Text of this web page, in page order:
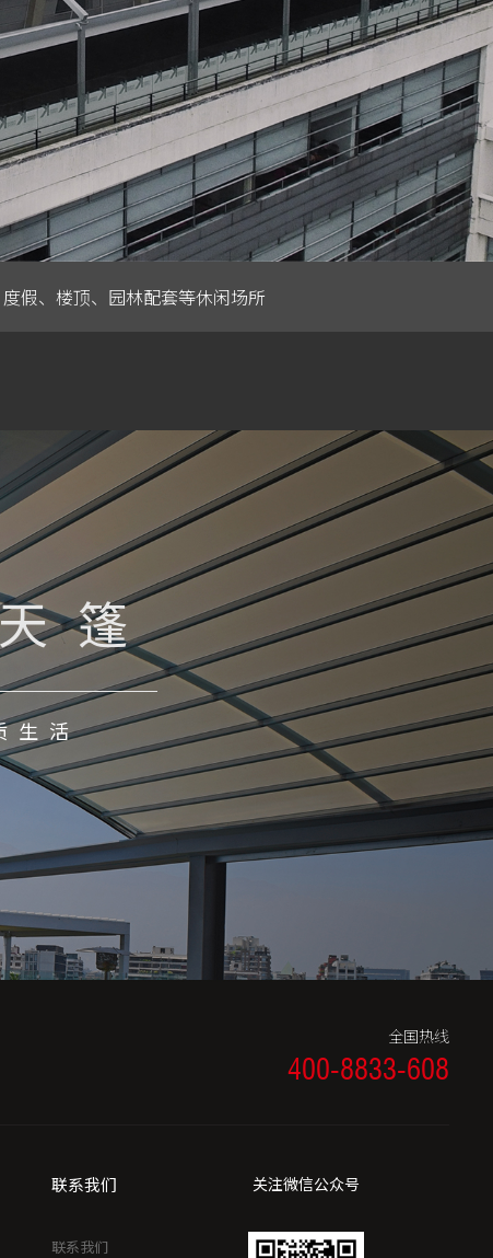
度假、楼顶、园林配套等休闲场所
篷
生活
全国热线
400-8833-608
联系我们
联系我们
关注微信公众号